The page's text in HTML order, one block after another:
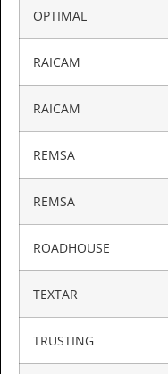
OPTIMAL
RAICAM
RAICAM
REMSA
REMSA
ROADHOUSE
TEXTAR
TRUSTING